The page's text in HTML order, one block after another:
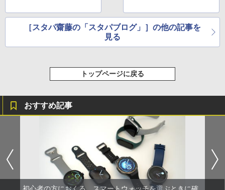
［スタパ齋藤の「スタパブログ」］の他の記事を
見る
トップページに戻る
おすすめ記事